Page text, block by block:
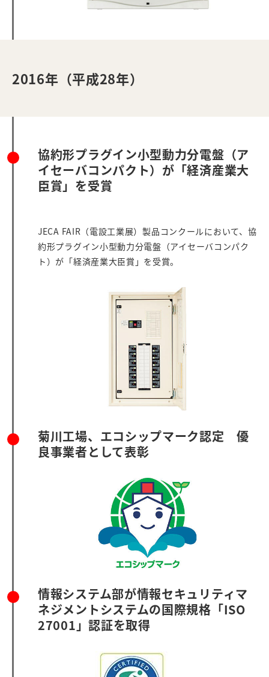
2016年（平成28年）
協約形プラグイン小型動力分電盤（ア
イセーバコンパクト）が「経済産業大
臣賞」を受賞
JECA FAIR（電設工業展）製品コンクールにおいて、協
約形プラグイン小型動力分電盤（アイセーバコンパク
ト）が「経済産業大臣賞」を受賞。
菊川工場、エコシップマーク認定 優
良事業者として表彰
情報システム部が情報セキュリティマ
ネジメントシステムの国際規格「ISO
27001」認証を取得